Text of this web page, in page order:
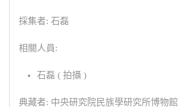
採集者: 石磊
相關人員:
石磊 ( 拍攝 )
典藏者: 中央研究院民族學研究所博物館